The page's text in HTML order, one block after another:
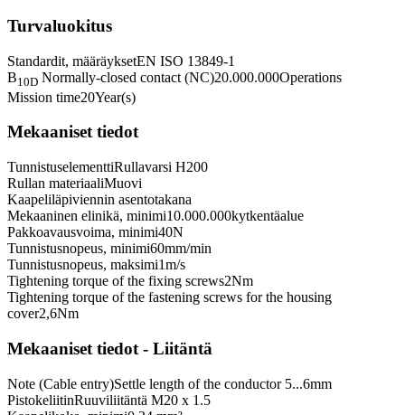
Turvaluokitus
Standardit, määräyksetEN ISO 13849-1
B10D Normally-closed contact (NC)20.000.000Operations
Mission time20Year(s)
Mekaaniset tiedot
TunnistuselementtiRullavarsi H200
Rullan materiaaliMuovi
Kaapeliläpiviennin asentotakana
Mekaaninen elinikä, minimi10.000.000kytkentäalue
Pakkoavausvoima, minimi40N
Tunnistusnopeus, minimi60mm/min
Tunnistusnopeus, maksimi1m/s
Tightening torque of the fixing screws2Nm
Tightening torque of the fastening screws for the housing
cover2,6Nm
Mekaaniset tiedot - Liitäntä
Note (Cable entry)Settle length of the conductor 5...6mm
PistokeliitinRuuviliitäntä M20 x 1.5